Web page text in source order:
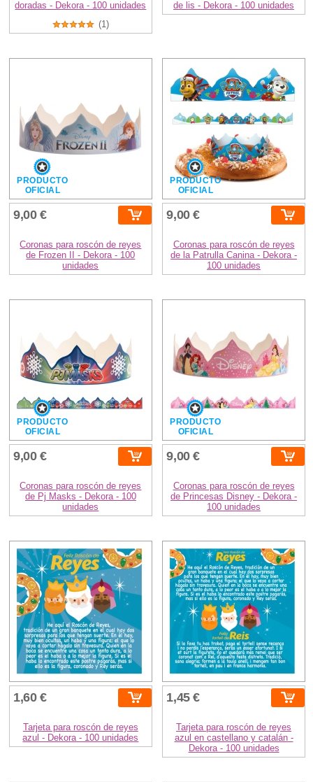
doradas - Dekora - 100 unidades
(1)
de lis - Dekora - 100 unidades
PRODUCTO
OFICIAL
9,00 €
Coronas para roscón de reyes
de Frozen II - Dekora - 100
unidades
PRODUCTO
OFICIAL
9,00 €
Coronas para roscón de reyes
de la Patrulla Canina - Dekora -
100 unidades
PRODUCTO
OFICIAL
9,00 €
Coronas para roscón de reyes
de Pj Masks - Dekora - 100
unidades
PRODUCTO
OFICIAL
9,00 €
Coronas para roscón de reyes
de Princesas Disney - Dekora -
100 unidades
1,60 €
Tarjeta para roscón de reyes
azul - Dekora - 100 unidades
1,45 €
Tarjeta para roscón de reyes
azul en castellano y catalán -
Dekora - 100 unidades